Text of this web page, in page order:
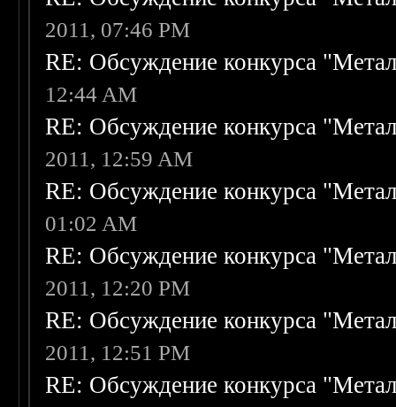
2011, 07:46 PM
RE: Обсуждение конкурса
12:44 AM
RE: Обсуждение конкурса
2011, 12:59 AM
RE: Обсуждение конкурса
01:02 AM
RE: Обсуждение конкурса
2011, 12:20 PM
RE: Обсуждение конкурса
2011, 12:51 PM
RE: Обсуждение конкурса